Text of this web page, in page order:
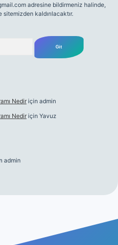
adresine bildirmeniz halinde,
kaldırılacaktır.
Nedir için admin
Nedir için Yavuz
admin